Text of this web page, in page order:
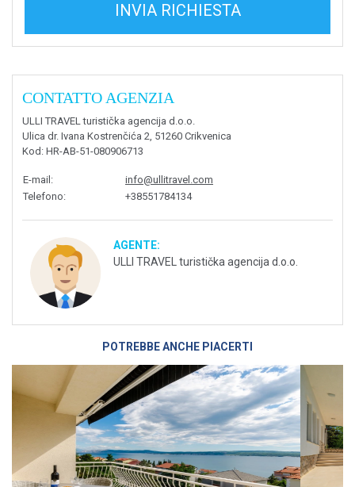
INVIA RICHIESTA
CONTATTO AGENZIA
ULLI TRAVEL turistička agencija d.o.o.
Ulica dr. Ivana Kostrenčića 2, 51260 Crikvenica
Kod : HR-AB-51-080906713
E-mail :
info@ullitravel.com
Telefono: +38551784134
AGENTE:
ULLI TRAVEL turistička agencija d.o.o.
POTREBBE ANCHE PIACERTI